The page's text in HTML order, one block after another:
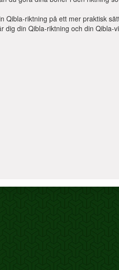
Qibla-riktning på ett mer praktisk
dig din Qibla-riktning och din Qibla-